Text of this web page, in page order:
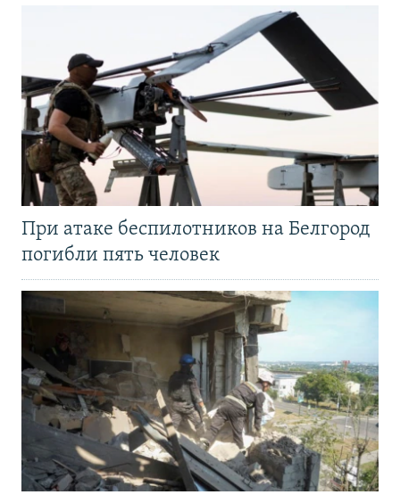
При атаке беспилотников на Белгород
погибли пять человек